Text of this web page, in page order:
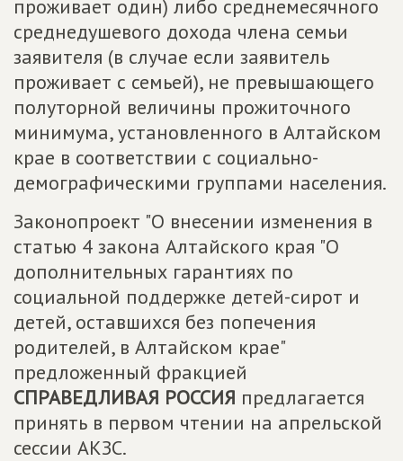
проживает один) либо среднемесячного
среднедушевого дохода члена семьи
заявителя (в случае если заявитель
проживает с семьей), не превышающего
полуторной величины прожиточного
минимума, установленного в Алтайском
крае в соответствии с социально-
демографическими группами населения.
Законопроект "О внесении изменения в
статью 4 закона Алтайского края "О
дополнительных гарантиях по
социальной поддержке детей-сирот и
детей, оставшихся без попечения
родителей, в Алтайском крае"
предложенный фракцией
СПРАВЕДЛИВАЯ РОССИЯ предлагается
принять в первом чтении на апрельской
сессии АКЗС.